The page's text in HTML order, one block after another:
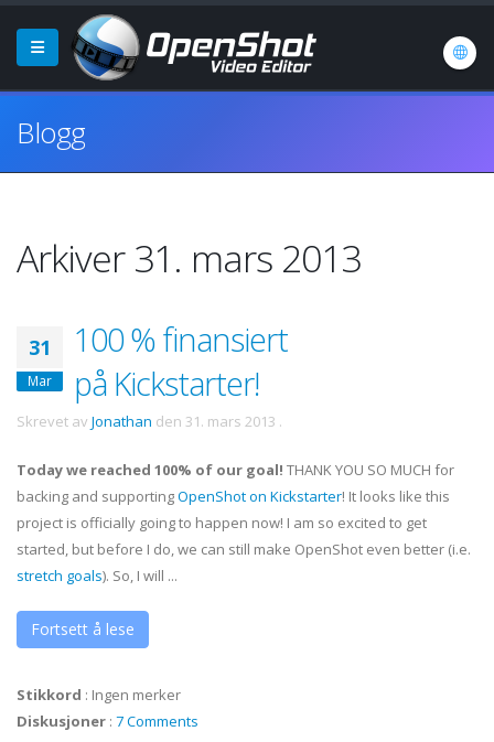
Blogg
Arkiver 31. mars 2013
31
Mar
100 % finansiert
på Kickstarter!
Skrevet av Jonathan den 31. mars 2013 .
Today we reached 100% of our goal! THANK YOU SO MUCH for
backing and supportingOpenShot on Kickstarter! It looks like this
project is officially going to happen now! I am so excited to get
started, but before I do, we can still make OpenShot even better (i.e.
stretch goals). So, I will ...
Fortsett å lese
Stikkord : Ingen merker
Diskusjoner : 7 Comments